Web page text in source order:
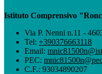
Istituto Comprensivo
Via P. Nenni n.11 -
Tel: +390376663118
Email:
PEC:
C.F.: 93034890207